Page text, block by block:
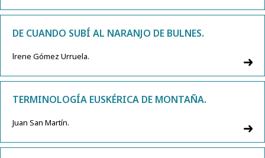
DE CUANDO SUBÍ AL NARANJO DE BULNES.
lrene Gómez Urruela.
TERMINOLOGÍA EUSKÉRICA DE MONTAÑA.
Juan San Martín.